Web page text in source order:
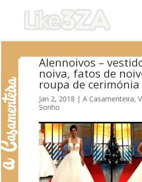
Alennoivos –
noiva, fatos de
roupa de cerimónia
Jan 2, 2018 | A Casamenteira,
Sonho